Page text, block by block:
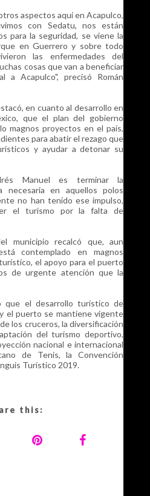
aspectos aquí en Acapulco,
con Sedatu, nos están
para la seguridad, se viene la
en Guerrero y sobre todo
las enfermedades del
cosas que van a beneficiar
a Acapulco", precisó Román
en cuanto al desarrollo en
que el plan del gobierno
magnos proyectos en el país,
para abatir el rezago que
y ayudar a detonar su
Manuel es terminar la
necesaria en aquellos polos
no han tenido ese impulso,
el turismo por la falta de
municipio recalcó que, aun
contemplado en magnos
el apoyo para el puerto
de urgente atención que la
que el desarrollo turístico de
el puerto se mantiene vigente
los cruceros, la diversificación
del turismo deportivo,
nacional e internacional
de Tenis, la Convención
Turístico 2019.
this: